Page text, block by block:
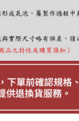
欲退款等相關疑問，
限公司提供之「
內提供個人資料，並
，請瀏覽以下網址：
經同意申辦者引起之